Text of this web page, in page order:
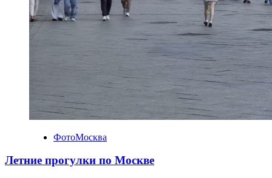
ФотоМосква
Летние прогулки по Москве